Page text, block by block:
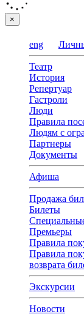
×
eng
Театр
История
Репертуар
Гастроли
Люди
Правила
Людям с
Партнеры
Документы
Афиша
Продажа
Билеты
Премьеры
Правила
Правила
возврата
Экскурсии
Новости